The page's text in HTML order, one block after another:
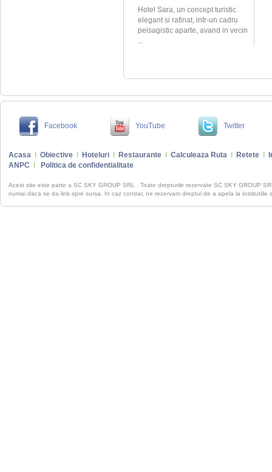
Hotel Sara, un concept turistic
elegant si rafinat, intr-un cadru
peisagistic aparte, avand in vecin
...
Facebook YouTube Twitter
Acasa Obiective Hoteluri Restaurante Calculeaza Ruta Retete
ANPC
Politica de confidentialitate
Acest site este parte a SC SKY GROUP SRL . Toate drepturile rezervate SC SKY GROUP
numai daca se da link spre sursa. In caz contrar, ne rezervam dreptul de a apela la institutiile